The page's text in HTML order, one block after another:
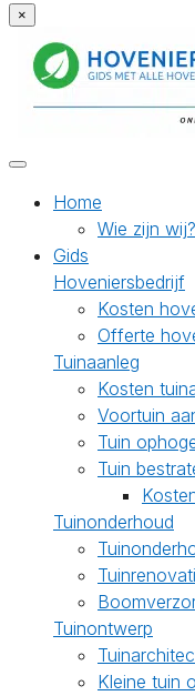
×
Home
Wie zijn wij?
Gids
Hoveniersbedrijf
Kosten
Offerte
Tuinaanleg
Kosten
Voortuin
Tuin
Tuin
Tuinonderhoud
Tuinontwerp
Kleine tuin